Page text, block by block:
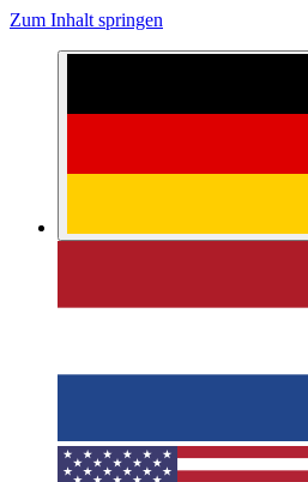
Zum Inhalt springen